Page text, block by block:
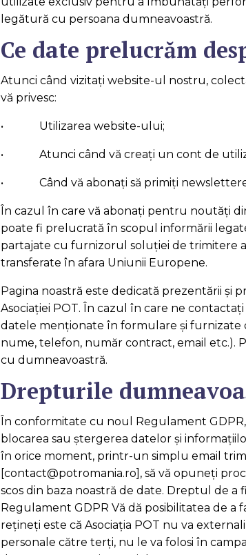
legătură cu persoana dumneavoastră.
Ce date prelucrăm
Atunci când vizitaţi website-ul nostru,
vă privesc:
• Utilizarea website-ului;
• Atunci când vă creaţi un cont de
• Când vă abonaţi să primiţi
În cazul în care vă abonaţi pentru noutăţi
poate fi prelucrată în scopul informării
partajate cu furnizorul soluţiei de trimitere
transferate în afara Uniunii Europene.
Pagina noastră este dedicată prezentării şi
Asociației POT. În cazul în care ne
datele menţionate în formulare şi furnizate
nume, telefon, număr contract, email etc.).
cu dumneavoastră.
Drepturile
În conformitate cu noul Regulament
blocarea sau ștergerea datelor și
în orice moment, printr-un simplu email
[contact@potromania.ro], să vă opuneți
scos din baza noastră de date. Dreptul de a
Regulament GDPR Vă dă posibilitatea de a
reţineţi este că Asociația POT nu va
personale către terţi, nu le va folosi în